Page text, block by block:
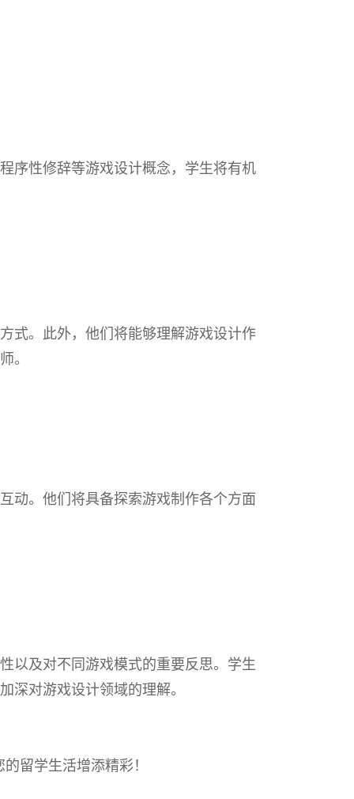
序性修辞等游戏设计概念，学生将有机
式。此外，他们将能够理解游戏设计作
。
动。他们将具备探索游戏制作各个方面
以及对不同游戏模式的重要反思。学生
深对游戏设计领域的理解。
留学生活增添精彩！